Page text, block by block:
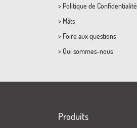
> Politique de Confidentialité
> Mâts
> Foire aux questions
> Qui sommes-nous
Produits